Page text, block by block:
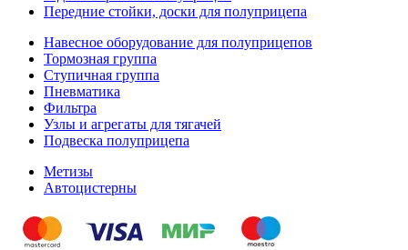
Передние стойки, доски для полуприцепа
Навесное оборудование для полуприцепов
Тормозная группа
Ступичная группа
Пневматика
Фильтра
Узлы и агрегаты для тягачей
Подвеска полуприцепа
Метизы
Автоцистерны